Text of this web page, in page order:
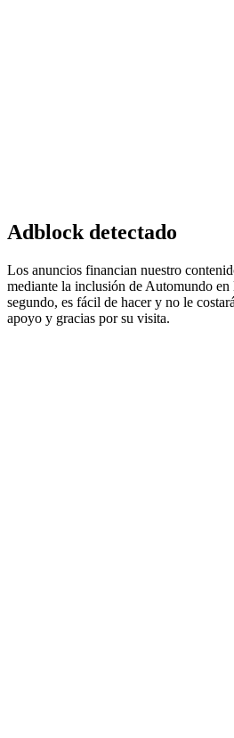
Adblock detectado
Los anuncios financian nuestro
mediante la inclusión de Automundo
segundo, es fácil de hacer y no le
apoyo y gracias por su visita.